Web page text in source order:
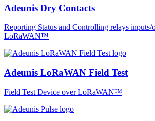
Adeunis Dry Contacts
Reporting Status and Controlling relays inputs/
LoRaWAN™
Adeunis LoRaWAN Field Test
Field Test Device over LoRaWAN™